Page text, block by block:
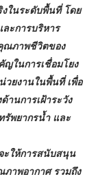
ในระดับพื้นที่ โดย
ะการบริหาร
ณภาพชีวิตของ
ในการเชื่อมโยง
วยงานในพื้นที่ เพื่อ
านการเฝ้าระวัง
รัพยากรน้ำ และ
ะให้การสนับสนุน
าพอากาศ รวมถึง